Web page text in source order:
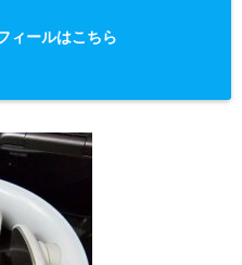
ィールはこちら